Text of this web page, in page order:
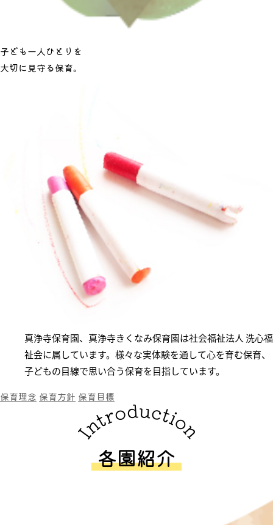
子ども一人ひとりを
大切に見守る保育。
真浄寺保育園、真浄寺きくなみ保育園は社会福祉法人 洗心福
祉会に属しています。様々な実体験を通して心を育む保育、
子どもの目線で思い合う保育を目指しています。
保育理念 保育方針 保育目標
各園紹介